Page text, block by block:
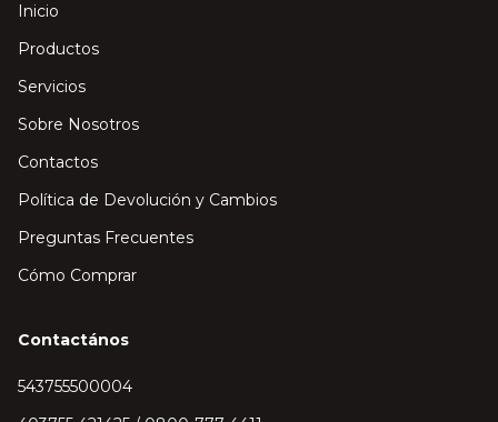
Inicio
Productos
Servicios
Sobre Nosotros
Contactos
Política de Devolución y Cambios
Preguntas Frecuentes
Cómo Comprar
Contactános
543755500004